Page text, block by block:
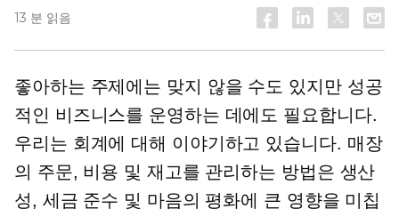
13 분 읽음
좋아하는 주제에는 맞지 않을 수도 있지만 성공
적인 비즈니스를 운영하는 데에도 필요합니다.
우리는 회계에 대해 이야기하고 있습니다. 매장
의 주문, 비용 및 재고를 관리하는 방법은 생산
성, 세금 준수 및 마음의 평화에 큰 영향을 미칩